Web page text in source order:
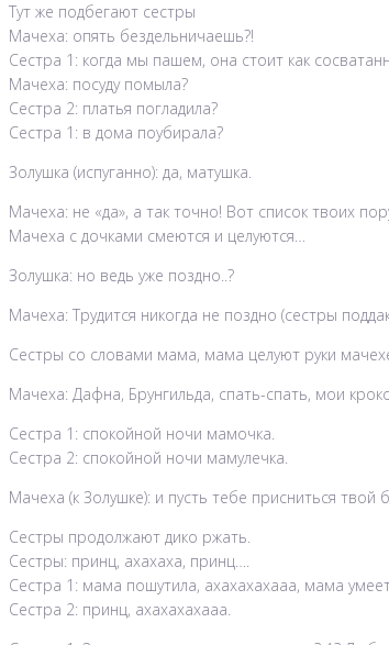
Тут же подбегают сестры
Мачеха: опять бездельничаешь?!
Сестра 1: когда мы пашем, она стоит как
Мачеха: посуду помыла?
Сестра 2: платья погладила?
Сестра 1: в дома поубирала?
Золушка (испуганно): да, матушка.
Мачеха: не «да», а так точно! Вот список твоих
Мачеха с дочками смеются и целуются…
Золушка: но ведь уже поздно..?
Мачеха: Трудится никогда не поздно (сестры
Сестры со словами мама, мама целуют руки
Мачеха: Дафна, Брунгильда, спать-спать, мои
Сестра 1: спокойной ночи мамочка.
Сестра 2: спокойной ночи мамулечка.
Мачеха (к Золушке): и пусть тебе присниться
Сестры продолжают дико ржать.
Сестры: принц, ахахаха, принц….
Сестра 1: мама пошутила, ахахахахааа, мама
Сестра 2: принц, ахахахахааа.